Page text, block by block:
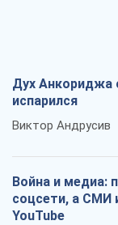
Дух Анкориджа
испарился
Виктор Андрусив
Война и медиа:
соцсети, а СМИ
YouTube